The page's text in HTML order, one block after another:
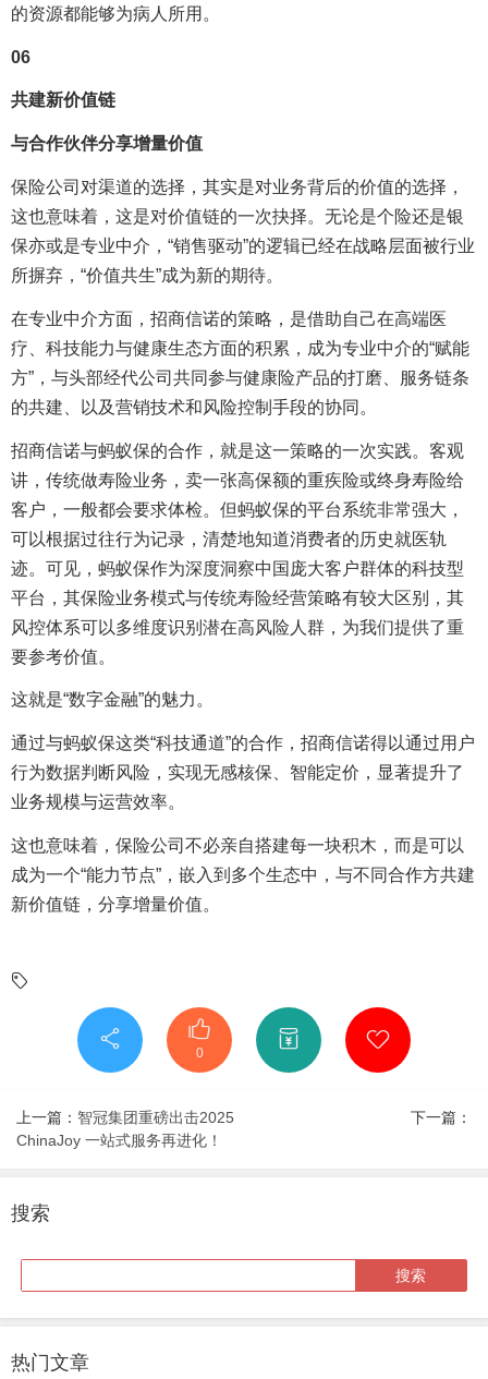
的资源都能够为病人所用。
06
共建新价值链
与合作伙伴分享增量价值
保险公司对渠道的选择，其实是对业务背后的价值的选择，
这也意味着，这是对价值链的一次抉择。无论是个险还是银
保亦或是专业中介，“销售驱动”的逻辑已经在战略层面被行业
所摒弃，“价值共生”成为新的期待。
在专业中介方面，招商信诺的策略，是借助自己在高端医
疗、科技能力与健康生态方面的积累，成为专业中介的“赋能
方”，与头部经代公司共同参与健康险产品的打磨、服务链条
的共建、以及营销技术和风险控制手段的协同。
招商信诺与蚂蚁保的合作，就是这一策略的一次实践。客观
讲，传统做寿险业务，卖一张高保额的重疾险或终身寿险给
客户，一般都会要求体检。但蚂蚁保的平台系统非常强大，
可以根据过往行为记录，清楚地知道消费者的历史就医轨
迹。可见，蚂蚁保作为深度洞察中国庞大客户群体的科技型
平台，其保险业务模式与传统寿险经营策略有较大区别，其
风控体系可以多维度识别潜在高风险人群，为我们提供了重
要参考价值。
这就是“数字金融”的魅力。
通过与蚂蚁保这类“科技通道”的合作，招商信诺得以通过用户
行为数据判断风险，实现无感核保、智能定价，显著提升了
业务规模与运营效率。
这也意味着，保险公司不必亲自搭建每一块积木，而是可以
成为一个“能力节点”，嵌入到多个生态中，与不同合作方共建
新价值链，分享增量价值。
0
上一篇： 智冠集团重磅出击2025
ChinaJoy 一站式服务再进化！
下一篇：
搜索
热门文章